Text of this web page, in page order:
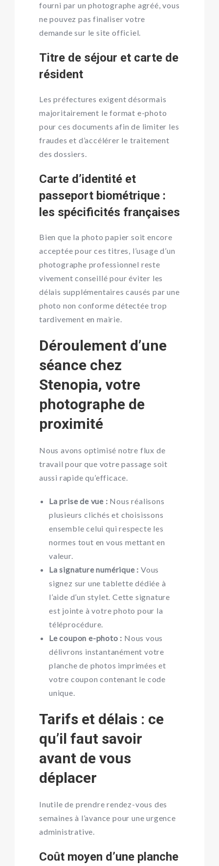
fourni par un photographe agréé, vous
ne pouvez pas finaliser votre
demande sur le site officiel.
Titre de séjour et carte de
résident
Les préfectures exigent désormais
majoritairement le format e-photo
pour ces documents afin de limiter les
fraudes et d’accélérer le traitement
des dossiers.
Carte d’identité et
passeport biométrique :
les spécificités françaises
Bien que la photo papier soit encore
acceptée pour ces titres, l’usage d’un
photographe professionnel reste
vivement conseillé pour éviter les
délais supplémentaires causés par une
photo non conforme détectée trop
tardivement en mairie.
Déroulement d’une
séance chez
Stenopia, votre
photographe de
proximité
Nous avons optimisé notre flux de
travail pour que votre passage soit
aussi rapide qu’efficace.
La prise de vue : Nous réalisons
plusieurs clichés et choisissons
ensemble celui qui respecte les
normes tout en vous mettant en
valeur.
La signature numérique : Vous
signez sur une tablette dédiée à
l’aide d’un stylet. Cette signature
est jointe à votre photo pour la
téléprocédure.
Le coupon e-photo : Nous vous
délivrons instantanément votre
planche de photos imprimées et
votre coupon contenant le code
unique.
Tarifs et délais : ce
qu’il faut savoir
avant de vous
déplacer
Inutile de prendre rendez-vous des
semaines à l’avance pour une urgence
administrative.
Coût moyen d’une planche